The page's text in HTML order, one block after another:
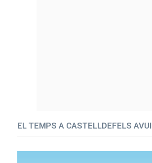
EL TEMPS A CASTELLDEFELS AVUI